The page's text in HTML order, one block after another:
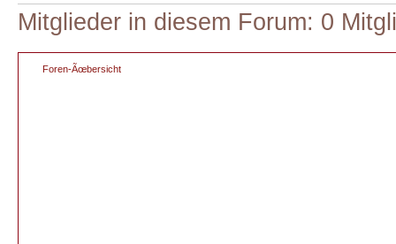
Mitglieder in diesem Forum: 0
Foren-Ãœbersicht